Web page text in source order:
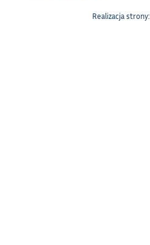
Realizacja strony: